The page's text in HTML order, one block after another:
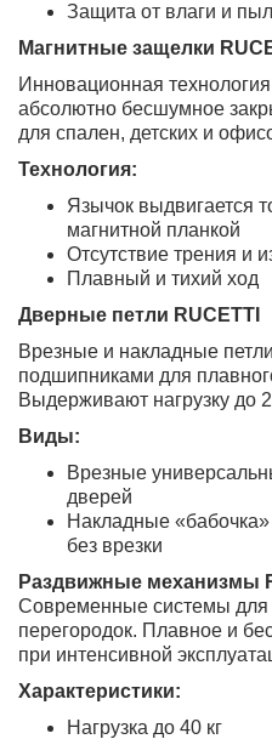
Защита от влаги и
Магнитные защелки
Инновационная
абсолютно бесшумное
для спален, детских и
Технология:
Язычок выдвигается
магнитной планкой
Отсутствие трения и
Плавный и тихий ход
Дверные петли RUCETTI
Врезные и накладные
подшипниками для
Выдерживают нагрузку до
Виды:
Врезные
дверей
Накладные
без врезки
Раздвижные механизмы
Современные системы для
перегородок. Плавное и
при интенсивной
Характеристики:
Нагрузка до 40 кг